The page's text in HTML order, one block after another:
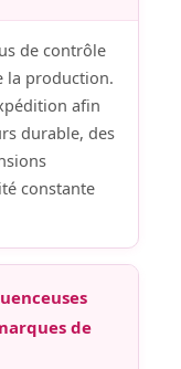
de contrôle
la production.
afin
durable, des
constante
de